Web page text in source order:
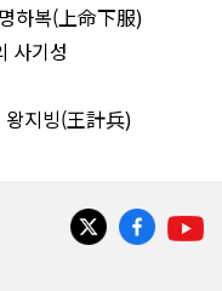
하복(上命下服)
사기성
지빙(王計兵)